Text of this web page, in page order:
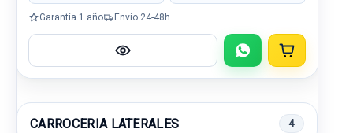
Garantía 1 año Envío 24-48h
CARROCERIA LATERALES 4